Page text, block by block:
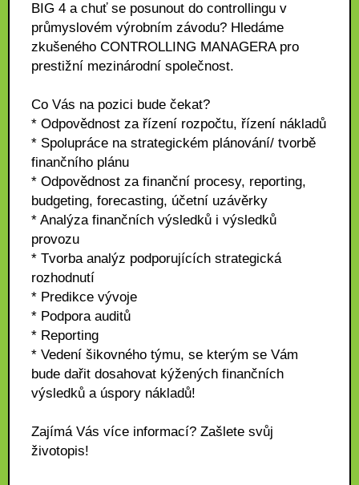
BIG 4 a chuť se posunout do controllingu v
průmyslovém výrobním závodu? Hledáme
zkušeného CONTROLLING MANAGERA pro
prestižní mezinárodní společnost.
Co Vás na pozici bude čekat?
* Odpovědnost za řízení rozpočtu, řízení nákladů
* Spolupráce na strategickém plánování/ tvorbě
finančního plánu
* Odpovědnost za finanční procesy, reporting,
budgeting, forecasting, účetní uzávěrky
* Analýza finančních výsledků i výsledků
provozu
* Tvorba analýz podporujících strategická
rozhodnutí
* Predikce vývoje
* Podpora auditů
* Reporting
* Vedení šikovného týmu, se kterým se Vám
bude dařit dosahovat kýžených finančních
výsledků a úspory nákladů!
Zajímá Vás více informací? Zašlete svůj
životopis!